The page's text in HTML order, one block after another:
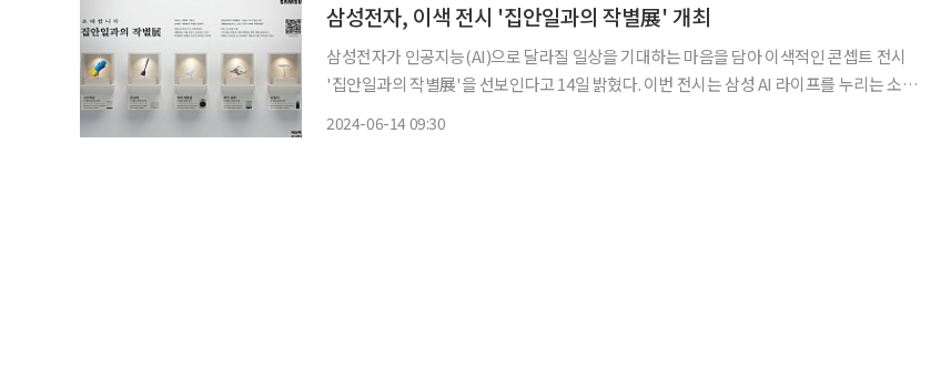
삼성전자, 이색 전시 '집안일과의 작별展' 개최
삼성전자가 인공지능(AI)으로 달라질 일상을 기대하는 마음을 담아 이색적인 콘셉트 전시
'집안일과의 작별展'을 선보인다고 14일 밝혔다. 이번 전시는 삼성 AI 라이프를 누리는 소비
2024-06-14 09:30